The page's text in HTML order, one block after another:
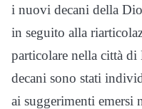
i nuovi decani della
in seguito alla
particolare nella città
decani sono stati
ai suggerimenti emersi